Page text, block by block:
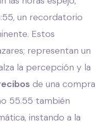
un recordatorio
Estos
representan un
la percepción y la
de una compra
55.55 también
instando a la